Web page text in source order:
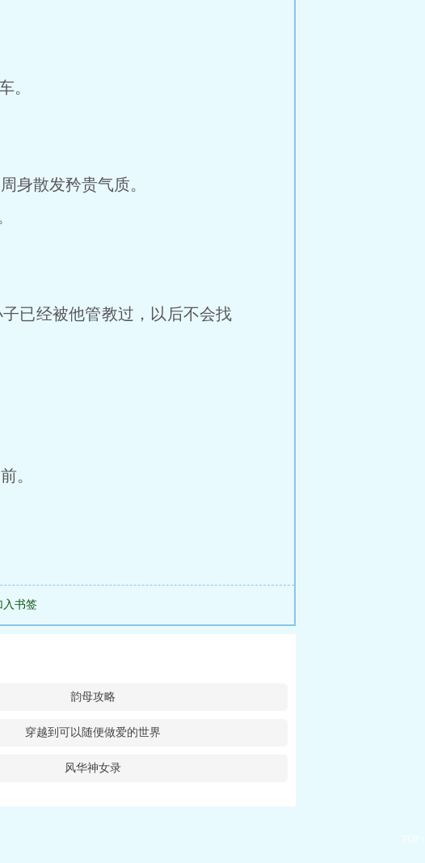
。
散发矜贵气质。
已经被他管教过，以后不会找
。
入书签
韵母攻略
穿越到可以随便做爱的世界
风华神女录